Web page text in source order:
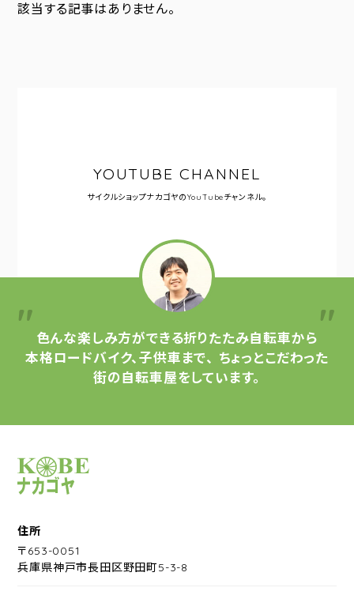
該当する記事はありません。
YOUTUBE CHANNEL
サイクルショップナカゴヤのYouTubeチャンネル。
色んな楽しみ方ができる折りたたみ自転車から
本格ロードバイク、子供車まで、 ちょっとこだわった
街の自転車屋をしています。
サイクルショップナカゴヤ
住所
〒653-0051
兵庫県神戸市長田区野田町5-3-8